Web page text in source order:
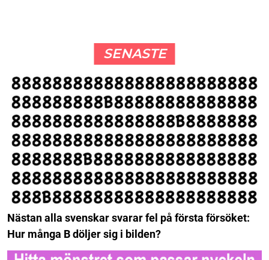
SENASTE
Nästan alla svenskar svarar fel på första försöket:
Hur många B döljer sig i bilden?